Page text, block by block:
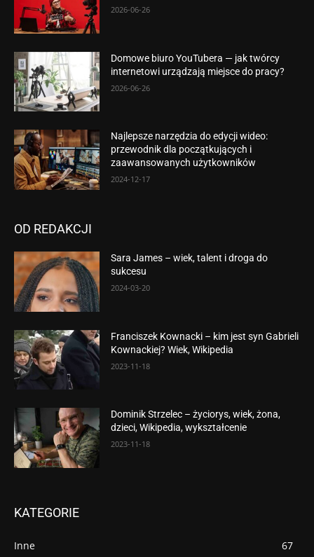
2026-06-26
Domowe biuro YouTubera — jak twórcy
internetowi urządzają miejsce do pracy?
2026-06-26
Najlepsze narzędzia do edycji wideo:
przewodnik dla początkujących i
zaawansowanych użytkowników
2024-12-17
OD REDAKCJI
Sara James – wiek, talent i droga do
sukcesu
2024-03-20
Franciszek Kownacki – kim jest syn Gabrieli
Kownackiej? Wiek, Wikipedia
2023-11-18
Dominik Strzelec – życiorys, wiek, żona,
dzieci, Wikipedia, wykształcenie
2023-11-18
KATEGORIE
Inne 67